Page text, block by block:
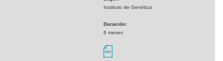
Instituto de Genética
Duración:
6 meses